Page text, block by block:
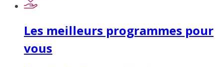
Les meilleurs programmes pour
vous